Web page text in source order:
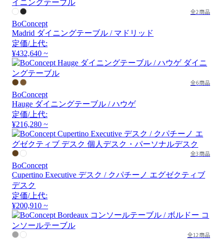
全2商品
BoConcept
Madrid ダイニングテーブル / マドリッド
定価/上代:
¥432,640 ~
全6商品
BoConcept
Hauge ダイニングテーブル / ハウゲ
定価/上代:
¥216,280 ~
全3商品
BoConcept
Cupertino Executive デスク / クパチーノ エグゼクティブ
デスク
定価/上代:
¥200,910 ~
全12商品